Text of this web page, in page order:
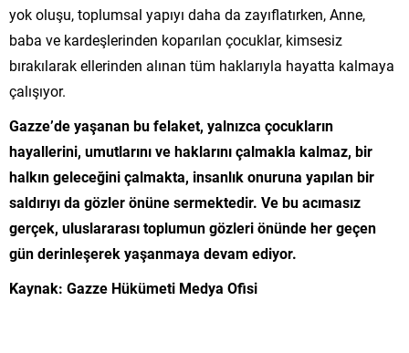
yok oluşu, toplumsal yapıyı daha da zayıflatırken, Anne,
baba ve kardeşlerinden koparılan çocuklar, kimsesiz
bırakılarak ellerinden alınan tüm haklarıyla hayatta kalmaya
çalışıyor.
Gazze’de yaşanan bu felaket, yalnızca çocukların
hayallerini, umutlarını ve haklarını çalmakla kalmaz, bir
halkın geleceğini çalmakta, insanlık onuruna yapılan bir
saldırıyı da gözler önüne sermektedir. Ve bu acımasız
gerçek, uluslararası toplumun gözleri önünde her geçen
gün derinleşerek yaşanmaya devam ediyor.
Kaynak: Gazze Hükümeti Medya Ofisi